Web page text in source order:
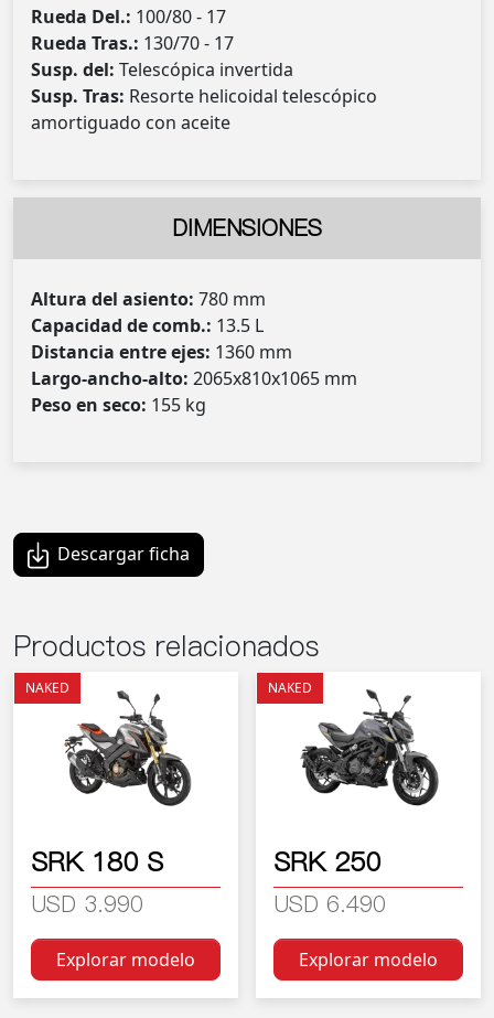
Rueda Del.: 100/80 - 17
Rueda Tras.: 130/70 - 17
Susp. del: Telescópica invertida
Susp. Tras: Resorte helicoidal telescópico
amortiguado con aceite
DIMENSIONES
Altura del asiento: 780 mm
Capacidad de comb.: 13.5 L
Distancia entre ejes: 1360 mm
Largo-ancho-alto: 2065x810x1065 mm
Peso en seco: 155 kg
Descargar ficha
Productos relacionados
NAKED
SRK 180 S
USD 3.990
Explorar modelo
NAKED
SRK 250
USD 6.490
Explorar modelo